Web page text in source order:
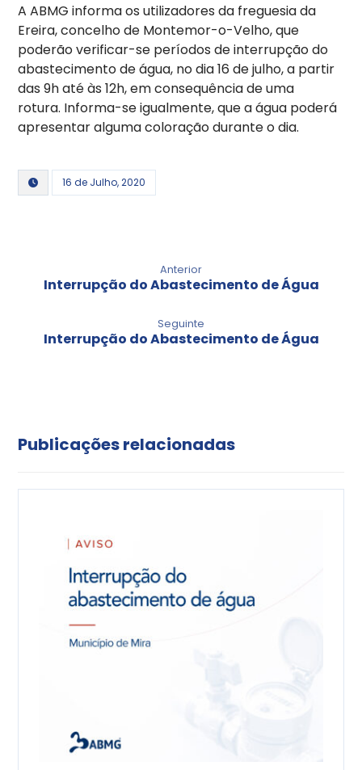
A ABMG informa os utilizadores da freguesia da
Ereira, concelho de Montemor-o-Velho, que
poderão verificar-se períodos de interrupção do
abastecimento de água, no dia 16 de julho, a partir
das 9h até às 12h, em consequência de uma
rotura. Informa-se igualmente, que a água poderá
apresentar alguma coloração durante o dia.
16 de Julho, 2020
Anterior
Interrupção do Abastecimento de Água
Seguinte
Interrupção do Abastecimento de Água
Publicações relacionadas